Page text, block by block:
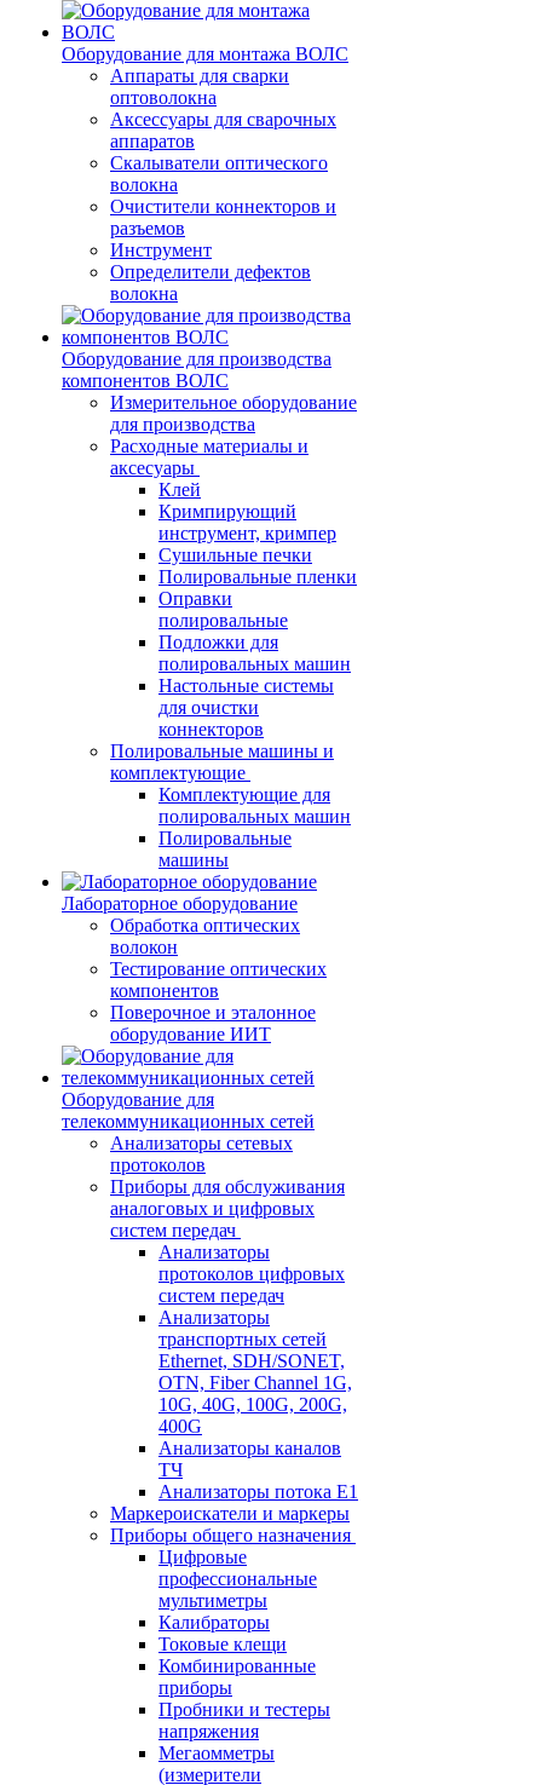
Оборудование для монтажа ВОЛС
Аппараты для сварки
оптоволокна
Аксессуары для сварочных
аппаратов
Скалыватели оптического
волокна
Очистители коннекторов и
разъемов
Инструмент
Определители дефектов
волокна
Оборудование для производства
компонентов ВОЛС
Измерительное оборудование
для производства
Расходные материалы и
аксесуары
Клей
Кримпирующий
инструмент, кримпер
Сушильные печки
Полировальные пленки
Оправки
полировальные
Подложки для
полировальных машин
Настольные системы
для очистки
коннекторов
Полировальные машины и
комплектующие
Комплектующие для
полировальных машин
Полировальные
машины
Лабораторное оборудование
Обработка оптических
волокон
Тестирование оптических
компонентов
Поверочное и эталонное
оборудование ИИТ
Оборудование для
телекоммуникационных сетей
Анализаторы сетевых
протоколов
Приборы для обслуживания
аналоговых и цифровых
систем передач
Анализаторы
протоколов цифровых
систем передач
Анализаторы
транспортных сетей
Ethernet, SDH/SONET,
OTN, Fiber Channel 1G,
10G, 40G, 100G, 200G,
400G
Анализаторы каналов
ТЧ
Анализаторы потока Е1
Маркероискатели и маркеры
Приборы общего назначения
Цифровые
профессиональные
мультиметры
Калибраторы
Токовые клещи
Комбинированные
приборы
Пробники и тестеры
напряжения
Мегаомметры
(измерители